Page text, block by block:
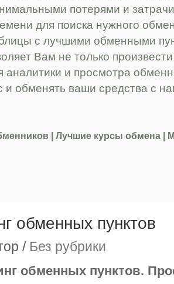
потерями и
для поиска нужного
с лучшими обменными
Вам не только
аналитики и просмотра
и обменять ваши средства с
| Лучшие курсы обмена |
обменных пунктов
/ Без рубрики
обменных пунктов.